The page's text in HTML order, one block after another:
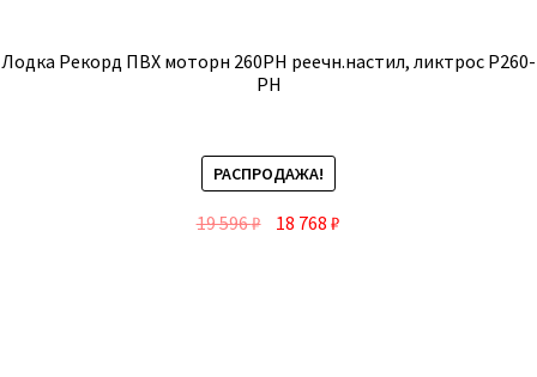
Лодка Рекорд ПВХ моторн 260РН реечн.настил, ликтрос Р260-
РН
РАСПРОДАЖА!
19 596₽ 18 768₽